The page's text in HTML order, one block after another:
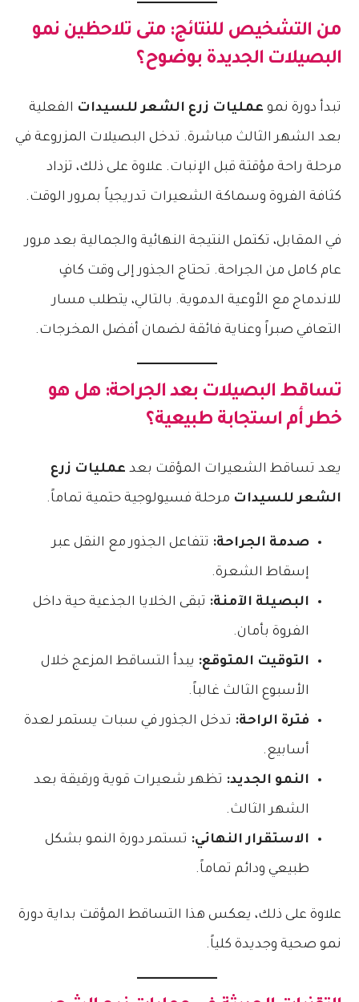
من التشخيص للنتائج: متى تلاحظين نمو
البصيلات الجديدة بوضوح؟
تبدأ دورة نمو عمليات زرع الشعر للسيدات الفعلية
بعد الشهر الثالث مباشرة. تدخل البصيلات المزروعة في
مرحلة راحة مؤقتة قبل الإنبات. علاوة على ذلك، تزداد
كثافة الفروة وسماكة الشعيرات تدريجياً بمرور الوقت.
في المقابل، تكتمل النتيجة النهائية والجمالية بعد مرور
عام كامل من الجراحة. تحتاج الجذور إلى وقت كافٍ
للاندماج مع الأوعية الدموية. بالتالي، يتطلب مسار
التعافي صبراً وعناية فائقة لضمان أفضل المخرجات.
تساقط البصيلات بعد الجراحة: هل هو
خطر أم استجابة طبيعية؟
يعد تساقط الشعيرات المؤقت بعد عمليات زرع
الشعر للسيدات مرحلة فسيولوجية حتمية تماماً.
صدمة الجراحة: تتفاعل الجذور مع النقل عبر
إسقاط الشعرة.
البصيلة الآمنة: تبقى الخلايا الجذعية حية داخل
الفروة بأمان.
التوقيت المتوقع: يبدأ التساقط المزعج خلال
الأسبوع الثالث غالباً.
فترة الراحة: تدخل الجذور في سبات يستمر لعدة
أسابيع.
النمو الجديد: تظهر شعيرات قوية ورقيقة بعد
الشهر الثالث.
الاستقرار النهائي: تستمر دورة النمو بشكل
طبيعي ودائم تماماً.
علاوة على ذلك، يعكس هذا التساقط المؤقت بداية دورة
نمو صحية وجديدة كلياً.